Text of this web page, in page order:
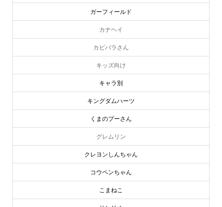
ガーフィールド
カナヘイ
カピバラさん
キッズ向け
キャラ別
キングダムハーツ
くまのプーさん
グレムリン
クレヨンしんちゃん
コウペンちゃん
こまねこ